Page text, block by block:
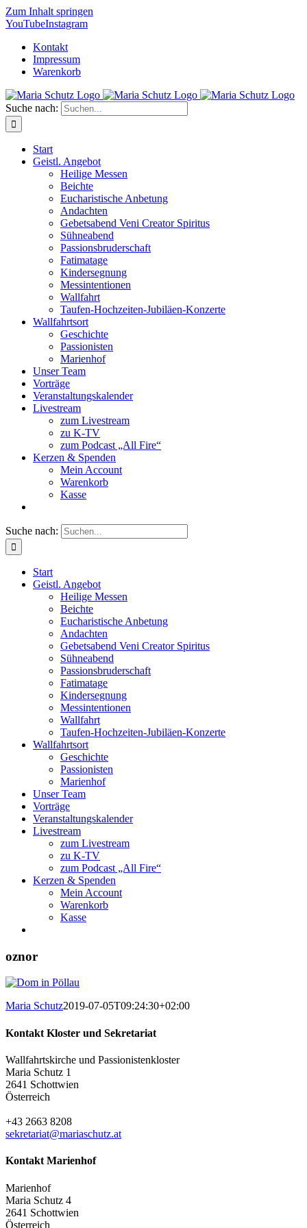
Zum Inhalt springen
YouTubeInstagram
Kontakt
Impressum
Warenkorb
Suche nach:
Start
Geistl. Angebot
Heilige Messen
Beichte
Eucharistische Anbetung
Andachten
Gebetsabend Veni Creator Spiritus
Sühneabend
Passionsbruderschaft
Fatimatage
Kindersegnung
Messintentionen
Wallfahrt
Taufen-Hochzeiten-Jubiläen-Konzerte
Wallfahrtsort
Geschichte
Passionisten
Marienhof
Unser Team
Vorträge
Veranstaltungskalender
Livestream
zum Livestream
zu K-TV
zum Podcast „All Fire“
Kerzen & Spenden
Mein Account
Warenkorb
Kasse
Suche nach:
Start
Geistl. Angebot
Heilige Messen
Beichte
Eucharistische Anbetung
Andachten
Gebetsabend Veni Creator Spiritus
Sühneabend
Passionsbruderschaft
Fatimatage
Kindersegnung
Messintentionen
Wallfahrt
Taufen-Hochzeiten-Jubiläen-Konzerte
Wallfahrtsort
Geschichte
Passionisten
Marienhof
Unser Team
Vorträge
Veranstaltungskalender
Livestream
zum Livestream
zu K-TV
zum Podcast „All Fire“
Kerzen & Spenden
Mein Account
Warenkorb
Kasse
oznor
Maria Schutz2019-07-05T09:24:30+02:00
Kontakt Kloster und Sekretariat
Wallfahrtskirche und Passionistenkloster
Maria Schutz 1
2641 Schottwien
Österreich
+43 2663 8208
sekretariat@mariaschutz.at
Kontakt Marienhof
Marienhof
Maria Schutz 4
2641 Schottwien
Österreich